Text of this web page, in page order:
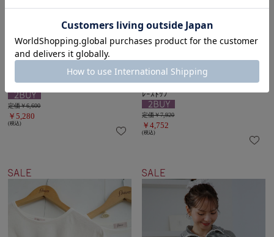
【20%OFF】frill border top～ﾌﾘﾙﾎﾞ
ｰﾀﾞｰﾄｯﾌﾟ
定価￥6,600
￥5,280
(税込)
＼前後２way仕様♪／
【40%OFF】floral lace top～ﾌﾛｰﾗﾙ
ﾚｰｽﾄｯﾌﾟ
定価￥7,920
￥4,752
(税込)